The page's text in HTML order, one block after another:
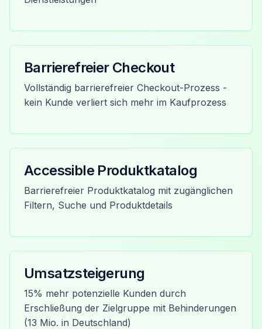
Barrierefreier Checkout
Vollständig barrierefreier Checkout-Prozess -
kein Kunde verliert sich mehr im Kaufprozess
Accessible Produktkatalog
Barrierefreier Produktkatalog mit zugänglichen
Filtern, Suche und Produktdetails
Umsatzsteigerung
15% mehr potenzielle Kunden durch
Erschließung der Zielgruppe mit Behinderungen
(13 Mio. in Deutschland)